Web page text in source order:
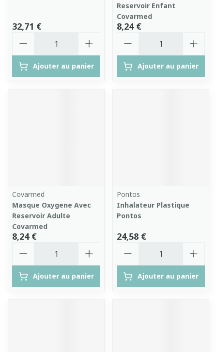
32,71 €
Ajouter au panier
Reservoir Enfant
Covarmed
8,24 €
Ajouter au panier
Covarmed
Masque Oxygene Avec
Reservoir Adulte
Covarmed
8,24 €
Ajouter au panier
Pontos
Inhalateur Plastique
Pontos
24,58 €
Ajouter au panier